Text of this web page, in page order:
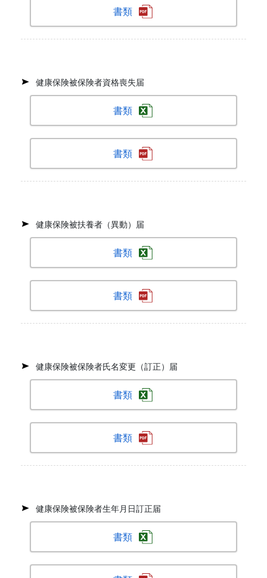
書類
健康保険被保険者資格喪失届
書類
書類
健康保険被扶養者（異動）届
書類
書類
健康保険被保険者氏名変更（訂正）届
書類
書類
健康保険被保険者生年月日訂正届
書類